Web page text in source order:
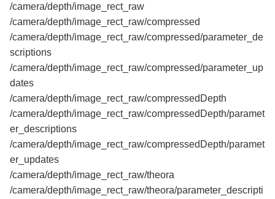
/camera/depth/image_rect_raw
/camera/depth/image_rect_raw/compressed
/camera/depth/image_rect_raw/compressed/parameter_de
scriptions
/camera/depth/image_rect_raw/compressed/parameter_up
dates
/camera/depth/image_rect_raw/compressedDepth
/camera/depth/image_rect_raw/compressedDepth/paramet
er_descriptions
/camera/depth/image_rect_raw/compressedDepth/paramet
er_updates
/camera/depth/image_rect_raw/theora
/camera/depth/image_rect_raw/theora/parameter_descripti